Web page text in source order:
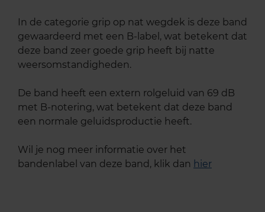
In de categorie grip op nat wegdek is deze band
gewaardeerd met een B-label, wat betekent dat
deze band zeer goede grip heeft bij natte
weersomstandigheden.
De band heeft een extern rolgeluid van 69 dB
met B-notering, wat betekent dat deze band
een normale geluidsproductie heeft.
Wil je nog meer informatie over het
bandenlabel van deze band, klik dan hier